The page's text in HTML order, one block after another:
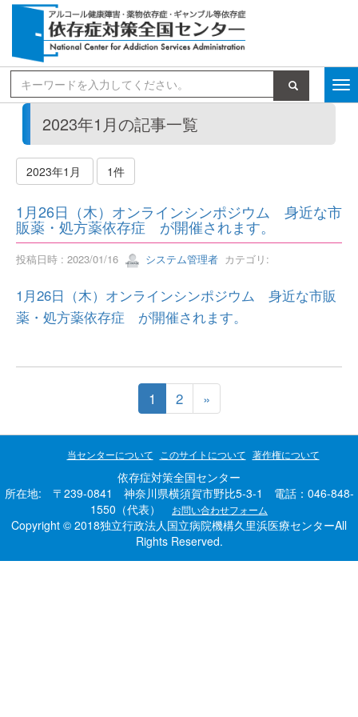
検索
2023年1月の記事一覧
2023年1月 1件
1月26日（木）オンラインシンポジウム 身近な市
販薬・処方薬依存症 が開催されます。
投稿日時 : 2023/01/16 システム管理者 カテゴリ:
1月26日（木）オンラインシンポジウム 身近な市販
薬・処方薬依存症 が開催されます。
1 2 »
当センターについて このサイトについて 著作権について
依存症対策全国センター
所在地: 〒239-0841 神奈川県横須賀市野比5-3-1 電話：046-848-
1550（代表）
お問い合わせフォーム
Copyright © 2018独立行政法人国立病院機構久里浜医療センターAll
Rights Reserved.